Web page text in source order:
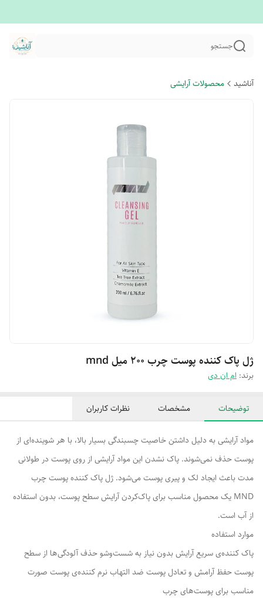
جستجو
آناشید محصولات آرایشی
ژل پاک کننده پوست چرب ۲۰۰ میل mnd
برند: ام ان دی
توضیحات مشخصات نظرات کاربران
مواد آرایشی به دلیل داشتن خاصیت چسبندگی بسیار بالا، با هر شوینده‌ای از
پوست حذف نمی‌شوند. پاک نشدن این مواد آرایشی از روی پوست در طولانی
مدت باعث ایجاد لک و پیری پوست می‌شود. ژل پاک کننده پوست چرب
MND یک محصول مناسب برای پاک‌کردن آرایش سطح پوست، بدون استفاده
از آب است.
موارد استفاده
پاک کننده‌ی سریع آرایش بدون نیاز به شست‌وشو حذف آلودگی‌ها از سطح
پوست حفظ آرامش و تعادل پوست ضد التهاب نرم کننده‌ی پوست صورت
مناسب برای پوست‌های چرب